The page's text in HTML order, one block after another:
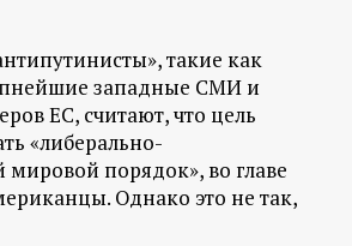
такие как
западные СМИ и
ЕС, считают, что цель
«либерально-
порядок», во главе
Однако это не так,